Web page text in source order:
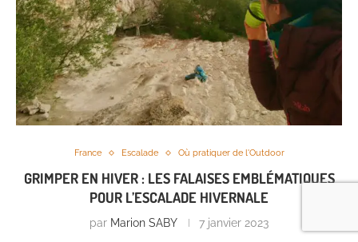
France Escalade Où pratiquer de l'Outdoor
GRIMPER EN HIVER : LES FALAISES EMBLÉMATIQUES
POUR L’ESCALADE HIVERNALE
par Marion SABY 7 janvier 2023